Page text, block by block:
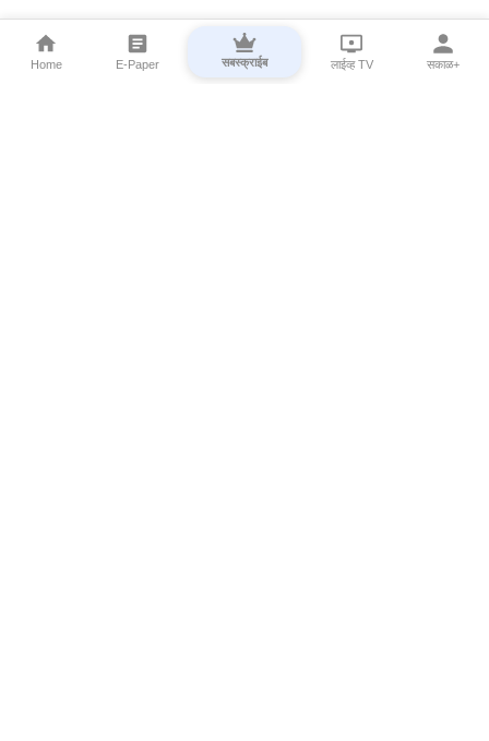
Home E-Paper सबस्क्राईब लाईव्ह TV सकाळ+